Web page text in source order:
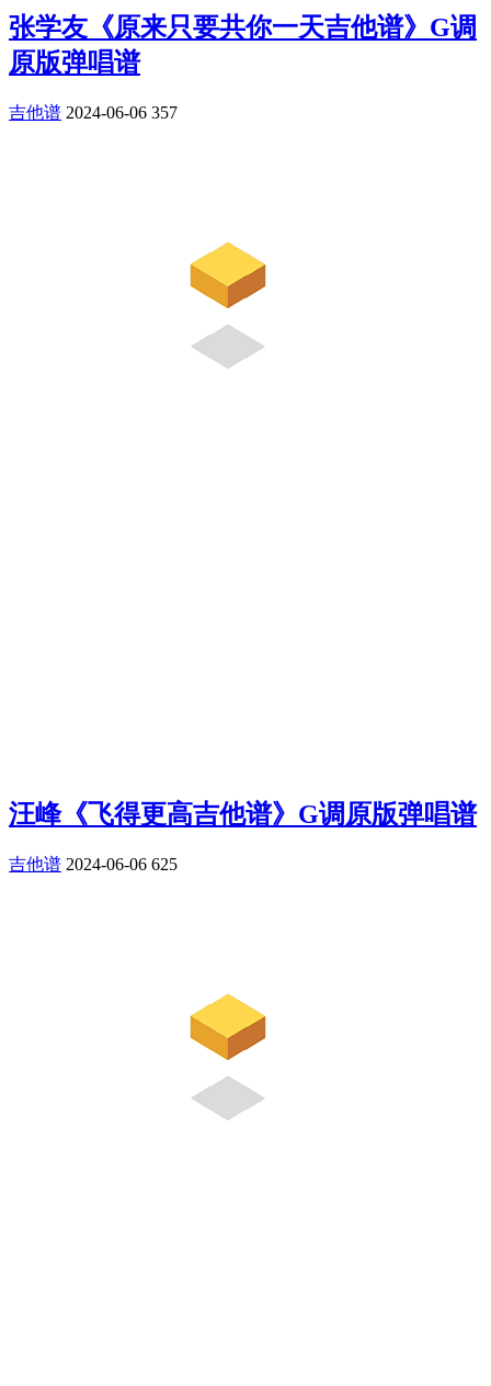
张学友《原来只要共你一天吉他谱》G调
原版弹唱谱
吉他谱 2024-06-06 357
汪峰《飞得更高吉他谱》G调原版弹唱谱
吉他谱 2024-06-06 625